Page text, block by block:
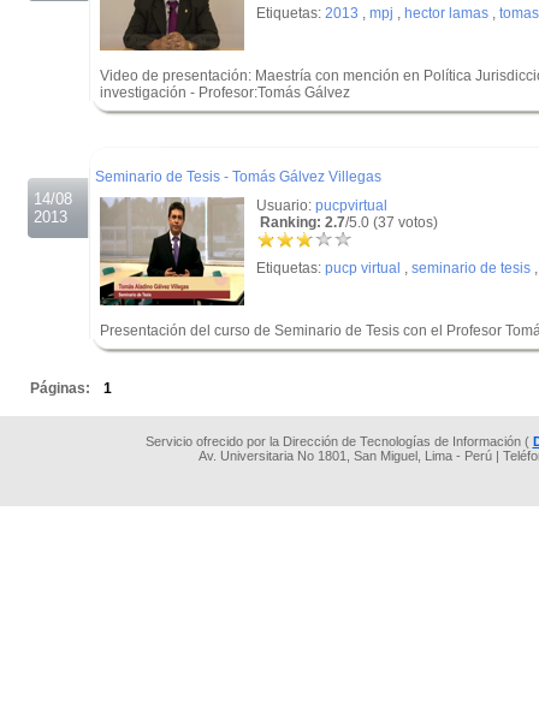
Etiquetas: 2013 , mpj , hector lamas ,
Video de presentación: Maestría con mención en Política
investigación - Profesor:Tomás Gálvez
14/08
2013
Seminario de Tesis - Tomás Gálvez Villegas
Usuario: pucpvirtual
Ranking: 2.7/5.0 (37 votos)
Etiquetas: pucp virtual , seminario de tesis
Presentación del curso de Seminario de Tesis con el Profesor
Páginas: 1
Servicio ofrecido por la Dirección de Tecnologías de Información (
Av. Universitaria No 1801, San Miguel, Lima - Perú |